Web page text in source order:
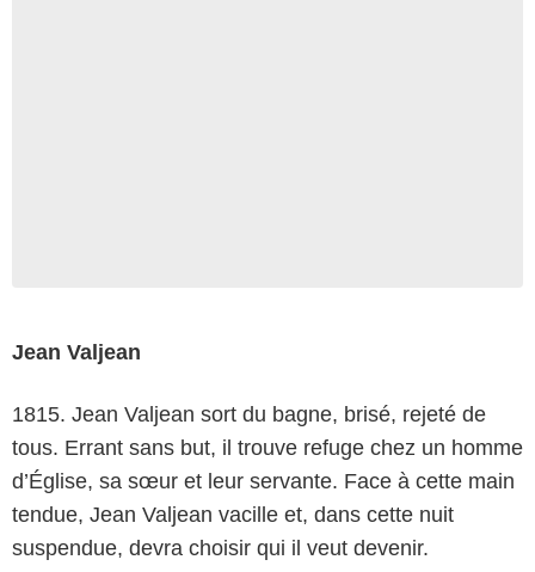
Jean Valjean
1815. Jean Valjean sort du bagne, brisé, rejeté de
tous. Errant sans but, il trouve refuge chez un homme
d’Église, sa sœur et leur servante. Face à cette main
tendue, Jean Valjean vacille et, dans cette nuit
suspendue, devra choisir qui il veut devenir.